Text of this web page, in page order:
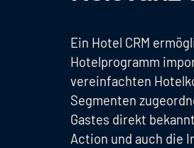
Ein Hotel CRM
Hotelprogramm
vereinfachten
Segmenten
Gastes direkt
Action und auch die